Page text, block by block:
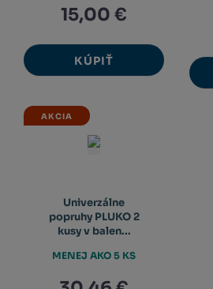
15,00 €
KÚPIŤ
AKCIA
Univerzálne
popruhy PLUKO 2
kusy v balen...
MENEJ AKO 5 KS